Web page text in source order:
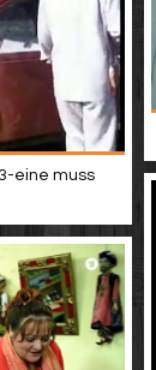
eine muss